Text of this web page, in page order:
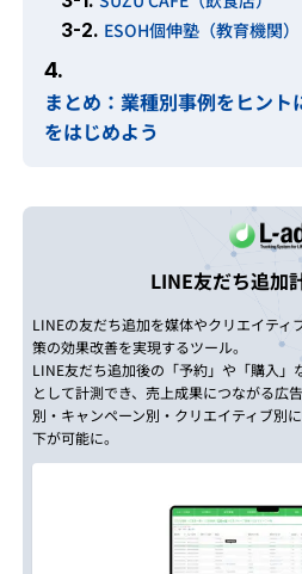
3-2. ESOH個伸塾（教育機関）
4.
まとめ：業種別事例をヒント
をはじめよう
LINE友だち追加
LINEの友だち追加を媒体やクリエイティ
策の効果改善を実現するツール。
LINE友だち追加後の「予約」や「購入」
として計測でき、売上成果につながる広
別・キャンペーン別・クリエイティブ別
下が可能に。